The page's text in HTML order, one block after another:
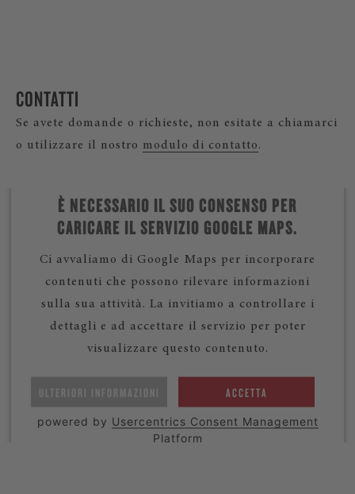
CONTATTI
Se avete domande o richieste, non esitate a chiamarci
o utilizzare il nostro modulo di contatto.
È NECESSARIO IL SUO CONSENSO PER
CARICARE IL SERVIZIO GOOGLE MAPS.
Ci avvaliamo di Google Maps per incorporare
contenuti che possono rilevare informazioni
sulla sua attività. La invitiamo a controllare i
dettagli e ad accettare il servizio per poter
visualizzare questo contenuto.
ULTERIORI INFORMAZIONI ACCETTA
powered by Usercentrics Consent Management
Platform